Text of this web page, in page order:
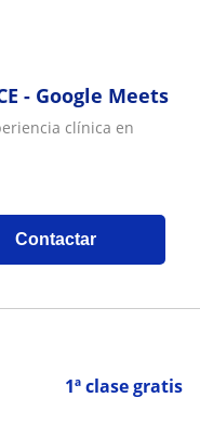
- Google Meets
clínica en
Contactar
1ª clase gratis